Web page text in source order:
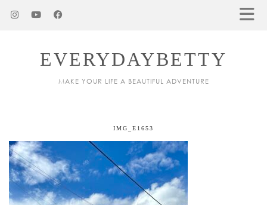
EVERYDAYBETTY
MAKE YOUR LIFE A BEAUTIFUL ADVENTURE
IMG_E1653